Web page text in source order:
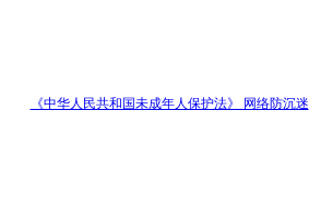
《中华人民共和国未成年人保护法》 网络防沉迷